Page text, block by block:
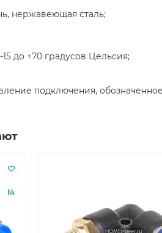
нержавеющая сталь;
до +70 градусов Цельсия;
подключения,